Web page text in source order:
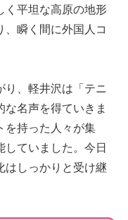
く平坦な高原の地形
、瞬く間に外国人コ
り、軽井沢は「テニ
な名声を得ていきま
を持った人々が集
ていました。今日
はしっかりと受け継